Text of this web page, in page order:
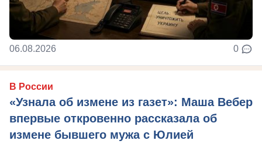
06.08.2026 0
В России
«Узнала об измене из газет»: Маша Вебер
впервые откровенно рассказала об
измене бывшего мужа с Юлией